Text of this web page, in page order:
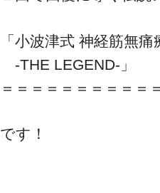
「小波津式 神経筋無痛
-THE LEGEND-」
＝＝＝＝＝＝＝＝＝＝
です！